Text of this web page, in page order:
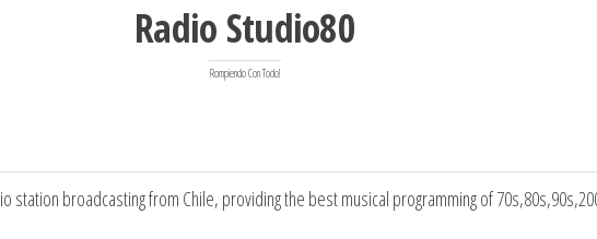
Radio Studio80
Rompiendo Con Todo!
station broadcasting from Chile, providing the best musical programming of